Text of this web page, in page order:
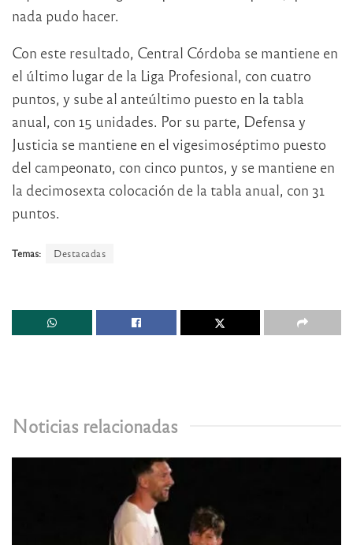
nada pudo hacer.
Con este resultado, Central Córdoba se mantiene en
el último lugar de la Liga Profesional, con cuatro
puntos, y sube al anteúltimo puesto en la tabla
anual, con 15 unidades. Por su parte, Defensa y
Justicia se mantiene en el vigesimoséptimo puesto
del campeonato, con cinco puntos, y se mantiene en
la decimosexta colocación de la tabla anual, con 31
puntos.
Temas: Destacadas
Noticias relacionadas